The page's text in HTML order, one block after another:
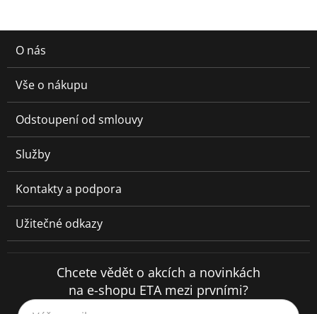
O nás
Vše o nákupu
Odstoupení od smlouvy
Služby
Kontakty a podpora
Užitečné odkazy
Chcete vědět o akcích a novinkách
na e-shopu ETA mezi prvními?
Váš e-mail